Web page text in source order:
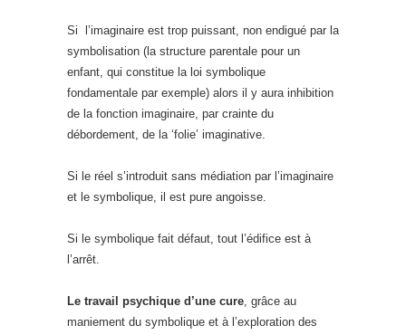
Si l’imaginaire est trop puissant, non endigué par la
symbolisation (la structure parentale pour un
enfant, qui constitue la loi symbolique
fondamentale par exemple) alors il y aura inhibition
de la fonction imaginaire, par crainte du
débordement, de la ‘folie’ imaginative.
Si le réel s’introduit sans médiation par l’imaginaire
et le symbolique, il est pure angoisse.
Si le symbolique fait défaut, tout l’édifice est à
l’arrêt.
Le travail psychique d’une cure, grâce au
maniement du symbolique et à l’exploration des